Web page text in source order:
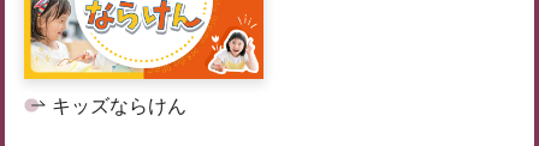
キッズならけん